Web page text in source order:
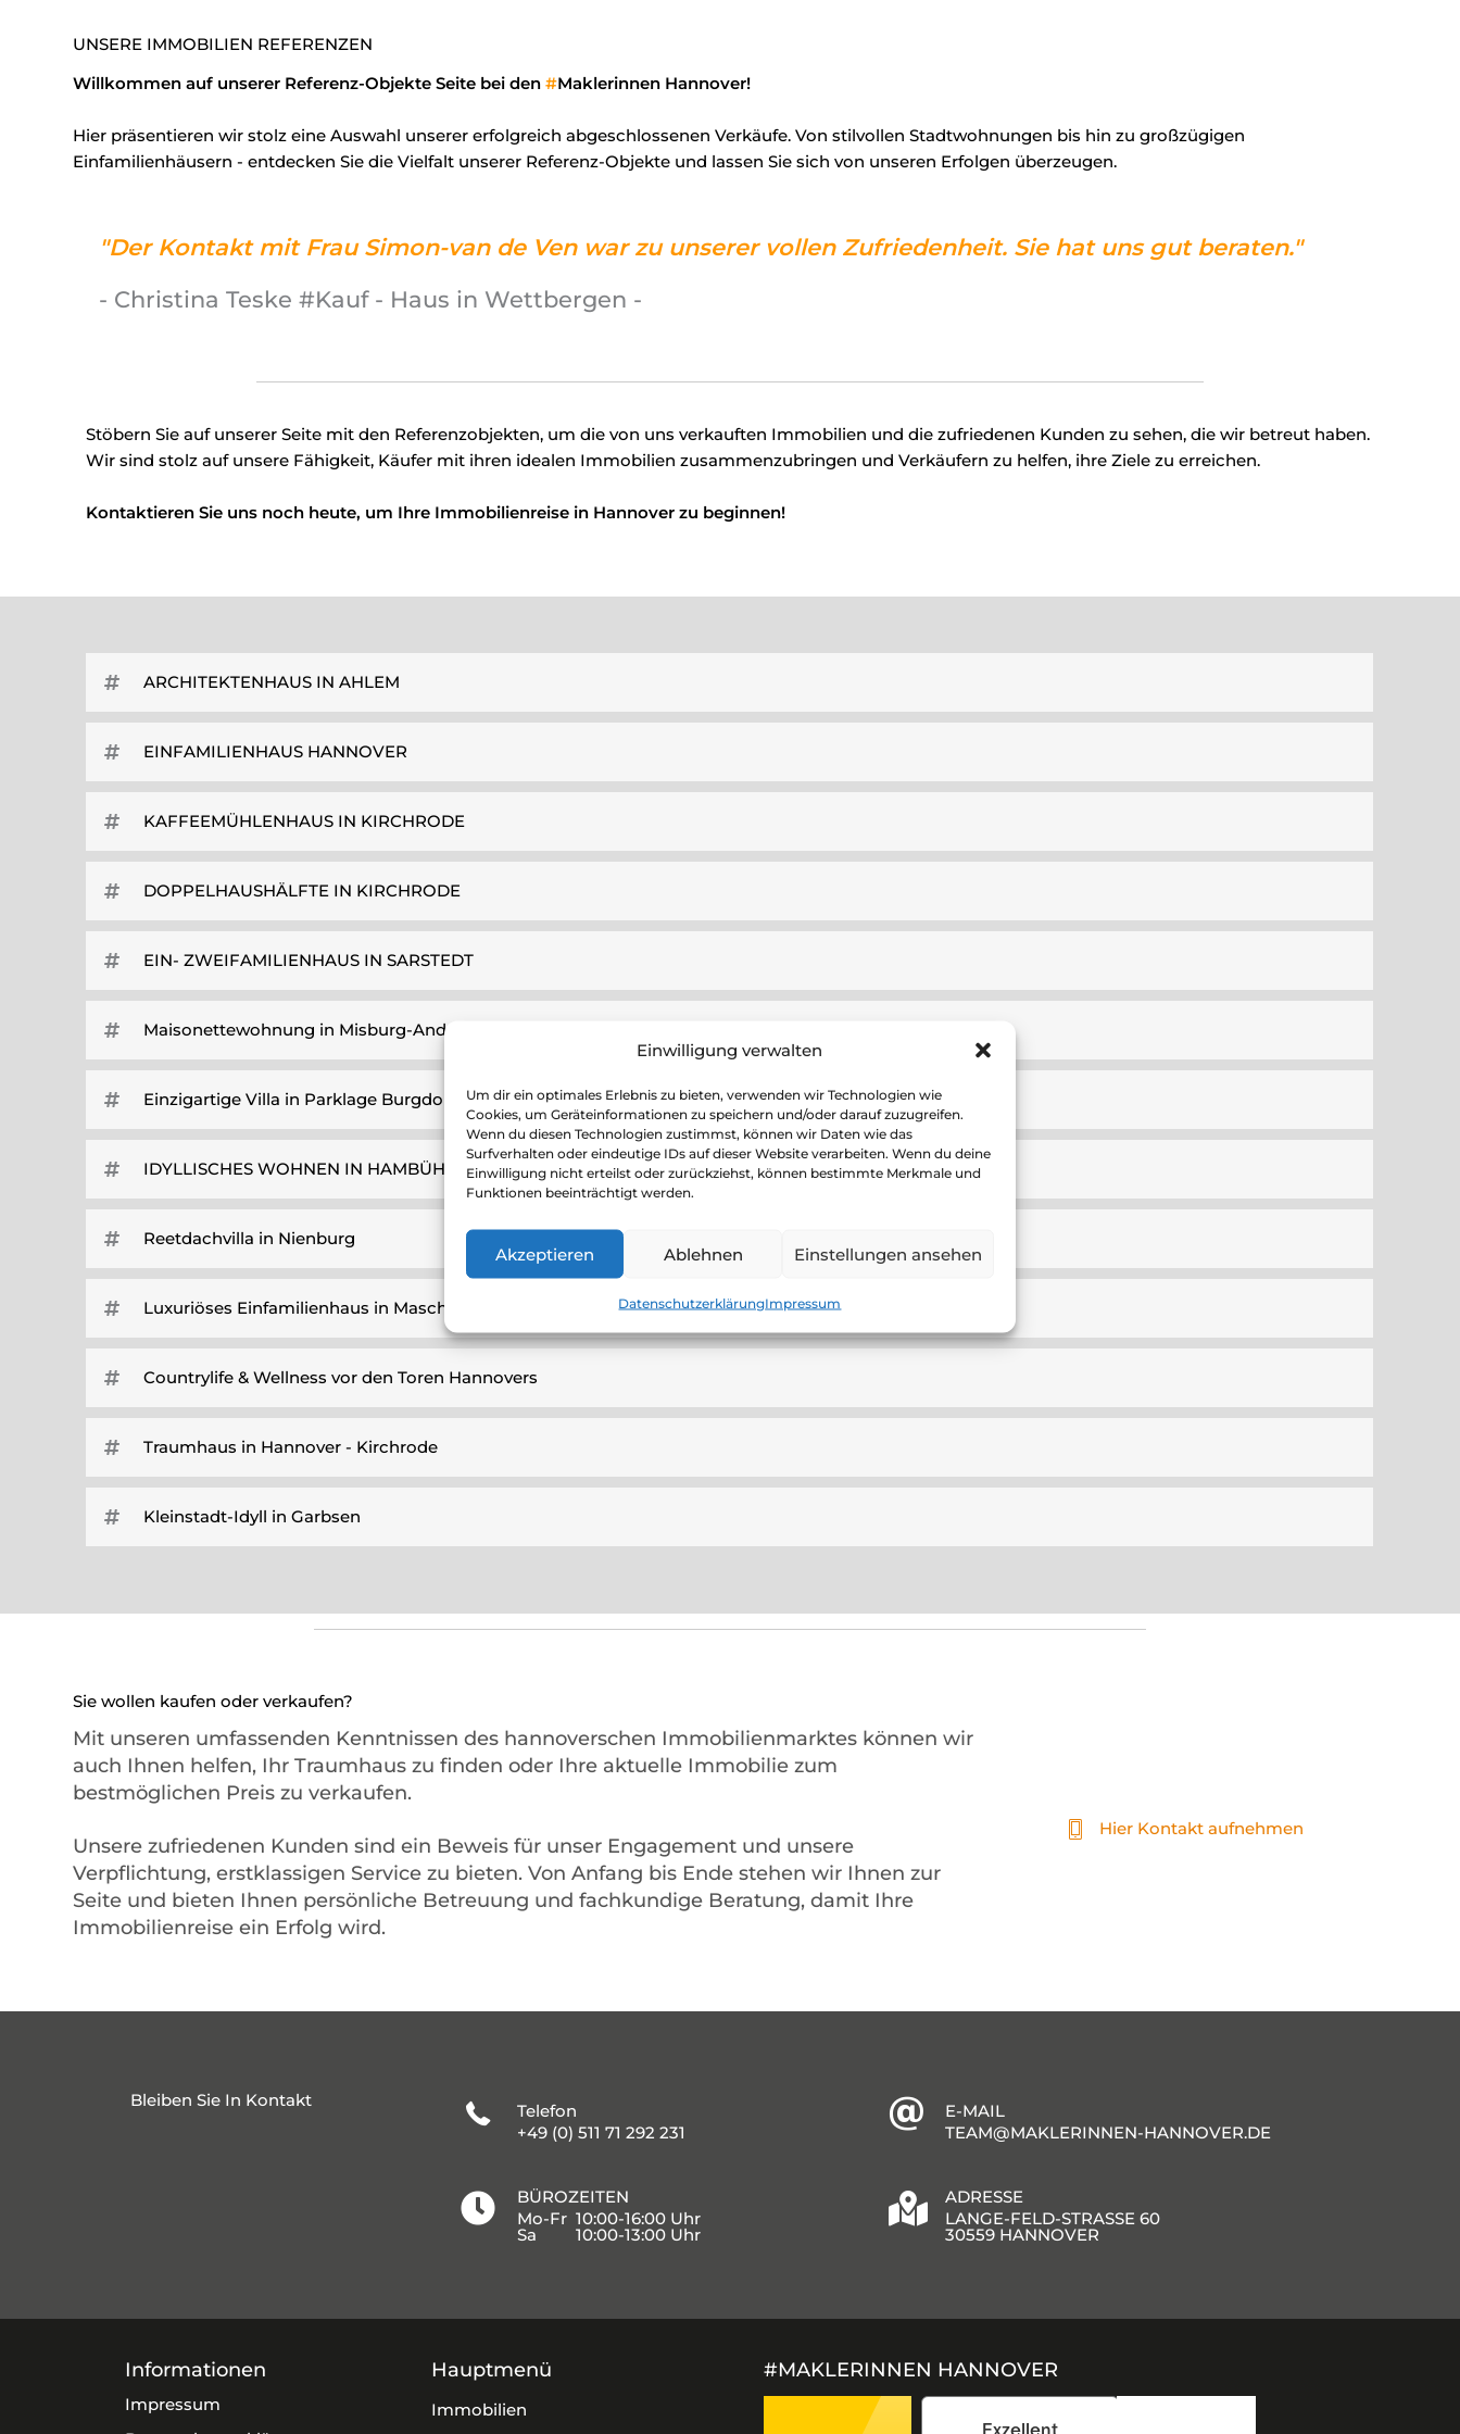
Einwilligung verwalten
Um dir ein optimales Erlebnis zu bieten, verwenden wir Technologien wie
Cookies, um Geräteinformationen zu speichern und/oder darauf zuzugreifen.
Wenn du diesen Technologien zustimmst, können wir Daten wie das
Surfverhalten oder eindeutige IDs auf dieser Website verarbeiten. Wenn du deine
Einwilligung nicht erteilst oder zurückziehst, können bestimmte Merkmale und
Funktionen beeinträchtigt werden.
Akzeptieren Ablehnen Einstellungen ansehen
DatenschutzerklärungImpressum
UNSERE IMMOBILIEN REFERENZEN
Willkommen auf unserer Referenz-Objekte Seite bei den#Maklerinnen Hannover!
Hier präsentieren wir stolz eine Auswahl unserer erfolgreich abgeschlossenen Verkäufe. Von stilvollen Stadtwohnungen bis hin zu großzügigen
Einfamilienhäusern - entdecken Sie die Vielfalt unserer Referenz-Objekte und lassen Sie sich von unseren Erfolgen überzeugen.
"Der Kontakt mit Frau Simon-van de Ven war zu unserer vollen Zufriedenheit. Sie hat uns gut beraten."
- Christina Teske #Kauf - Haus in Wettbergen -
Stöbern Sie auf unserer Seite mit den Referenzobjekten, um die von uns verkauften Immobilien und die zufriedenen Kunden zu sehen, die wir betreut haben.
Wir sind stolz auf unsere Fähigkeit, Käufer mit ihren idealen Immobilien zusammenzubringen und Verkäufern zu helfen, ihre Ziele zu erreichen.
Kontaktieren Sie uns noch heute, um Ihre Immobilienreise in Hannover zu beginnen!
ARCHITEKTENHAUS IN AHLEM
EINFAMILIENHAUS HANNOVER
KAFFEEMÜHLENHAUS IN KIRCHRODE
DOPPELHAUSHÄLFTE IN KIRCHRODE
EIN- ZWEIFAMILIENHAUS IN SARSTEDT
Maisonettewohnung in Misburg-Anderten
Einzigartige Villa in Parklage Burgdorf
IDYLLISCHES WOHNEN IN HAMBÜHREN
Reetdachvilla in Nienburg
Luxuriöses Einfamilienhaus in Maschseenähe
Countrylife & Wellness vor den Toren Hannovers
Traumhaus in Hannover - Kirchrode
Kleinstadt-Idyll in Garbsen
Sie wollen kaufen oder verkaufen?
Mit unseren umfassenden Kenntnissen des hannoverschen Immobilienmarktes können wir
auch Ihnen helfen, Ihr Traumhaus zu finden oder Ihre aktuelle Immobilie zum
bestmöglichen Preis zu verkaufen.
Unsere zufriedenen Kunden sind ein Beweis für unser Engagement und unsere
Verpflichtung, erstklassigen Service zu bieten. Von Anfang bis Ende stehen wir Ihnen zur
Seite und bieten Ihnen persönliche Betreuung und fachkundige Beratung, damit Ihre
Immobilienreise ein Erfolg wird.
Hier Kontakt aufnehmen
Bleiben Sie In Kontakt
Telefon
+49 (0) 511 71 292 231
BÜROZEITEN
Mo-Fr 10:00-16:00 Uhr
Sa 10:00-13:00 Uhr
E-MAIL
TEAM@MAKLERINNEN-HANNOVER.DE
ADRESSE
LANGE-FELD-STRASSE 60
30559 HANNOVER
Informationen
Impressum
Hauptmenü
Immobilien
#MAKLERINNEN HANNOVER